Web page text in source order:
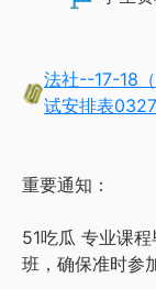
法社--17-18
试安排表0327
重要通知：
51吃瓜 专业课
班，确保准时参